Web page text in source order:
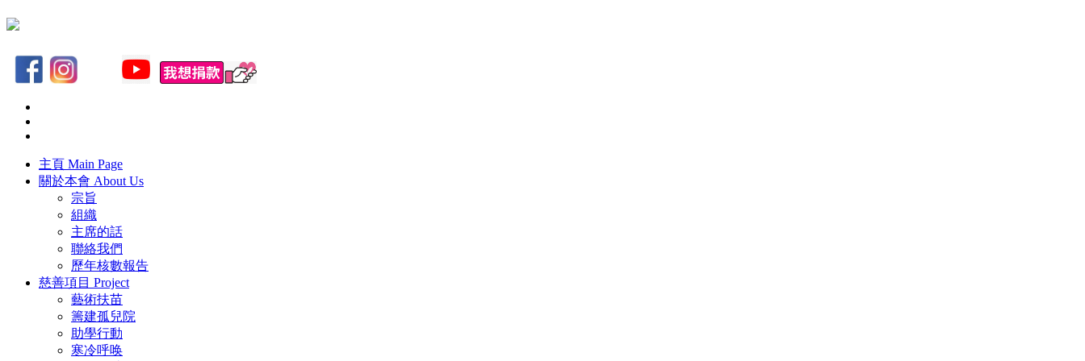
主頁 Main Page
關於本會 About Us
宗旨
組織
主席的話
聯絡我們
歷年核數報告
慈善項目 Project
藝術扶苗
籌建孤兒院
助學行動
寒冷呼唤